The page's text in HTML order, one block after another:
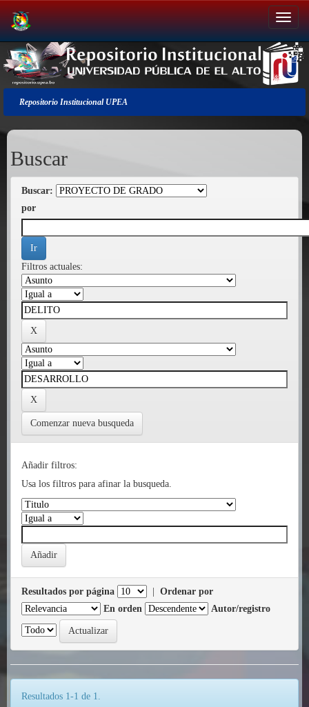
Salir
de
la
navegación
Repositorio Institucional UPEA
Buscar
Buscar:
por
Filtros actuales:
Comenzar nueva busqueda
Añadir filtros:
Usa los filtros para afinar la busqueda.
Resultados por página
Ordenar por
En orden
Autor/registro
Resultados 1-1 de 1.